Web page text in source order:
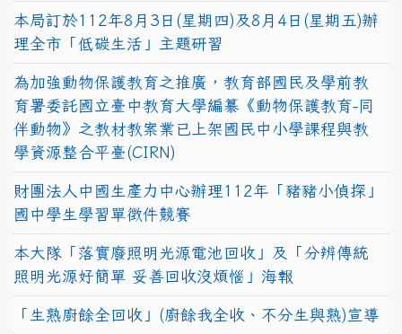
本局訂於112年8月3日(星期四)及8月4日(星期五)辦
理全市「低碳生活」主題研習
為加強動物保護教育之推廣，教育部國民及學前教
育署委託國立臺中教育大學編纂《動物保護教育-同
伴動物》之教材教案業已上架國民中小學課程與教
學資源整合平臺(CIRN)
財團法人中國生產力中心辦理112年「豬豬小偵探」
國中學生學習單徵件競賽
本大隊「落實廢照明光源電池回收」及「分辨傳統
照明光源好簡單 妥善回收沒煩惱」海報
「生熟廚餘全回收」(廚餘我全收、不分生與熟)宣導